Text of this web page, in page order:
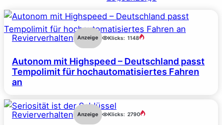
Revierverhalten Anzeige Klicks: 1148
Autonom mit Highspeed – Deutschland passt
Tempolimit für hochautomatisiertes Fahren
an
Revierverhalten Anzeige Klicks: 2790